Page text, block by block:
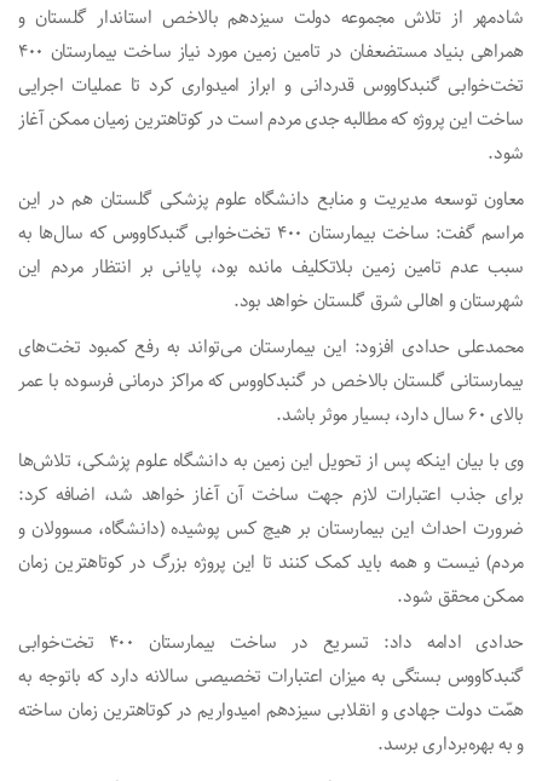
شادمهر از تلاش مجموعه دولت سیزدهم بالاخص استاندار گلستان و
همراهی بنیاد مستضعفان در تامین زمین مورد نیاز ساخت بیمارستان ۴۰۰
تخت‌خوابی گنبدکاووس قدردانی و ابراز امیدواری کرد تا عملیات اجرایی
ساخت این پروژه که مطالبه جدی مردم است در کوتاهترین زمیان ممکن آغاز
شود.
معاون توسعه مدیریت و منابع دانشگاه علوم پزشکی گلستان هم در این
مراسم گفت: ساخت بیمارستان ۴۰۰ تخت‌خوابی گنبدکاووس که سال‌ها به
سبب عدم تامین زمین بلاتکلیف مانده بود، پایانی بر انتظار مردم این
شهرستان و اهالی شرق گلستان خواهد بود.
محمدعلی حدادی افزود: این بیمارستان می‌تواند به رفع کمبود تخت‌های
بیمارستانی گلستان بالاخص در گنبدکاووس که مراکز درمانی فرسوده با عمر
بالای ۶۰ سال دارد، بسیار موثر باشد.
وی با بیان اینکه پس از تحویل این زمین به دانشگاه علوم پزشکی، تلاش‌ها
برای جذب اعتبارات لازم جهت ساخت آن آغاز خواهد شد، اضافه کرد:
ضرورت احداث این بیمارستان بر هیچ کس پوشیده (دانشگاه، مسوولان و
مردم) نیست و همه باید کمک کنند تا این پروژه بزرگ در کوتاهترین زمان
ممکن محقق شود.
حدادی ادامه داد: تسریع در ساخت بیمارستان ۴۰۰ تخت‌خوابی
گنبدکاووس بستگی به میزان اعتبارات تخصیصی سالانه دارد که باتوجه به
همّت دولت جهادی و انقلابی سیزدهم امیدواریم در کوتاهترین زمان ساخته
و به بهره‌برداری برسد.